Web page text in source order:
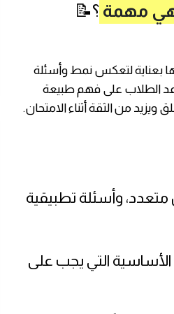
هي مهمة ؟📝
بعناية لتعكس نمط وأسئلة
الطلاب على فهم طبيعة
من الثقة أثناء الامتحان.
متعدد، وأسئلة تطبيقية
التي يجب على